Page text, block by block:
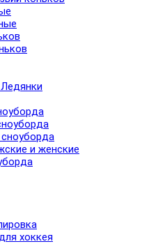
и женские
хоккея